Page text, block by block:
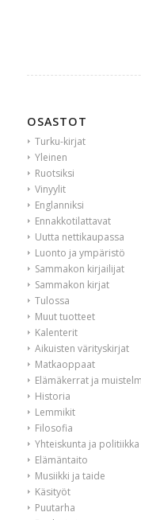
OSASTOT
Turku-kirjat
Yleinen
Ruotsiksi
Vinyylit
Englanniksi
Ennakkotilattavat
Uutta nettikaupassa
Luonto ja ympäristö
Sammakon kirjailijat
Sammakon kirjat
Tulossa
Muut tuotteet
Kalenterit
Aikuisten värityskirjat
Matkaoppaat
Elämäkerrat ja
Historia
Lemmikit
Filosofia
Yhteiskunta ja politiikka
Elämäntaito
Musiikki ja taide
Käsityöt
Puutarha